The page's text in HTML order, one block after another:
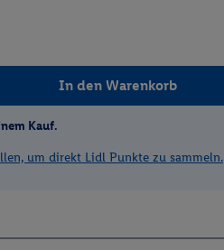
In den Warenkorb
Kauf.
um direkt Lidl Punkte zu sammeln.